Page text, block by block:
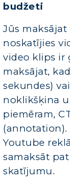
budžeti
Jūs
noskatījies
video klips ir
maksājat,
sekundes)
noklikšķina
piemēram,
(annotation).
Youtube
samaksāt
skatījumu.